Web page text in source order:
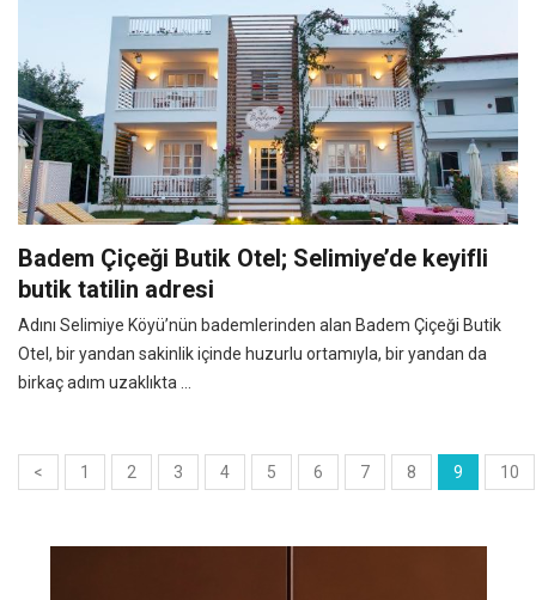
Badem Çiçeği Butik Otel; Selimiye’de keyifli
butik tatilin adresi
Adını Selimiye Köyü’nün bademlerinden alan Badem Çiçeği Butik
Otel, bir yandan sakinlik içinde huzurlu ortamıyla, bir yandan da
birkaç adım uzaklıkta ...
< 1 2 3 4 5 6 7 8 9 10